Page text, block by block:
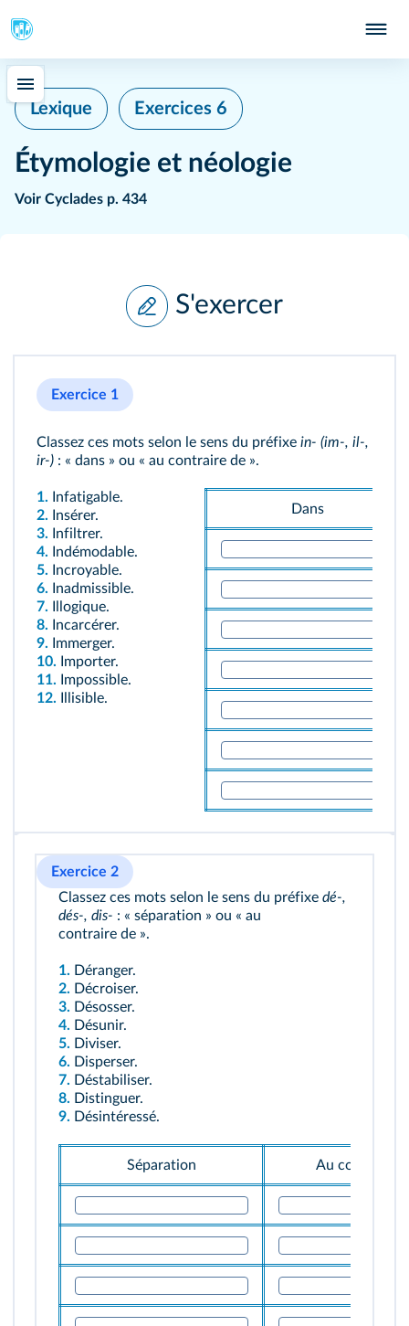
Lexique Exercices 6
Étymologie et néologie
Voir Cyclades p. 434
S'exercer
Exercice 1
Classez ces mots selon le sens du préfixe in- (im-, il-,
ir-) : « dans » ou « au contraire de ».
1. Infatigable.
2. Insérer.
3. Infiltrer.
4. Indémodable.
5. Incroyable.
6. Inadmissible.
7. Illogique.
8. Incarcérer.
9. Immerger.
10. Importer.
11. Impossible.
12. Illisible.
Dans
Exercice 2
Classez ces mots selon le sens du préfixe dé-,
dés-, dis- : « séparation » ou « au
contraire de ».
1. Déranger.
2. Décroiser.
3. Désosser.
4. Désunir.
5. Diviser.
6. Disperser.
7. Déstabiliser.
8. Distinguer.
9. Désintéressé.
Séparation Au contraire